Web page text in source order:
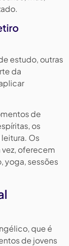
estudo, outras
da
de
os
Os
oferecem
yoga, sessões
que é
de jovens